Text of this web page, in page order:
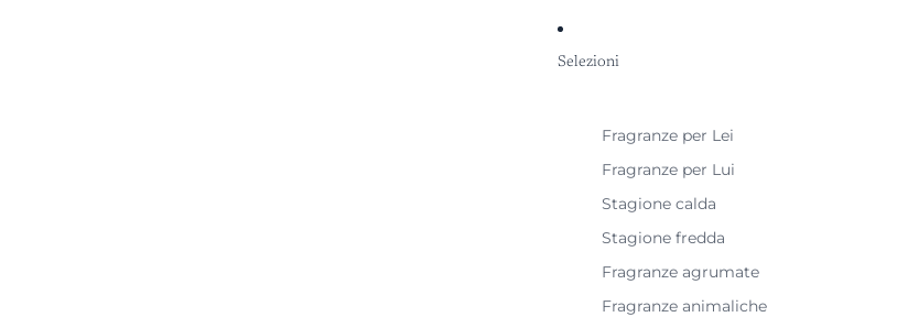
Selezioni
Fragranze per Lei
Fragranze per Lui
Stagione calda
Stagione fredda
Fragranze agrumate
Fragranze animaliche